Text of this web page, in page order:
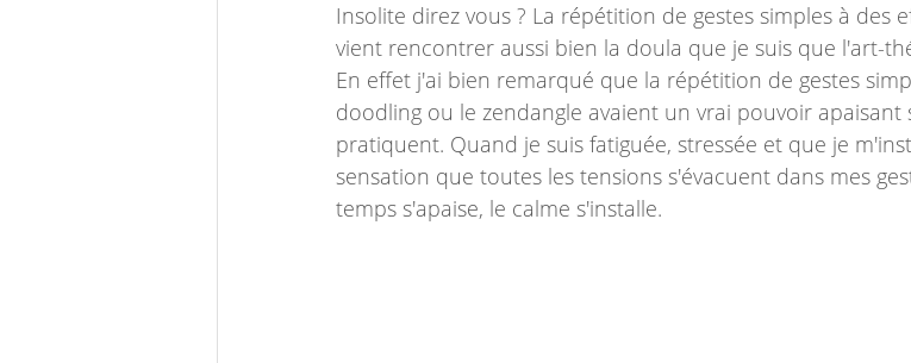
Insolite direz vous ? La répétition de gestes simples à des
vient rencontrer aussi bien la doula que je suis que l'art-
En effet j'ai bien remarqué que la répétition de gestes
doodling ou le zendangle avaient un vrai pouvoir apaisant
pratiquent. Quand je suis fatiguée, stressée et que je
sensation que toutes les tensions s'évacuent dans mes
temps s'apaise, le calme s'installe.